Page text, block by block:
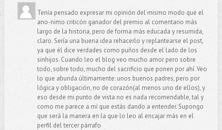
Tenía pensado expresar mi opinión del mismo modo que el
ano-nimo criticón ganador del premio al comentario más
largo de la historia, pero de forma más educada y resumida,
claro. Sería una buena idea rehacerlo y replantearse el post,
ya que él dice verdades como puños desde el lado de los
sinhijos. Cuando leo el blog veo mucho amor pero sobre
todo, sobre todo, mucho del sacrificio que ponen por ahí. Veo
lo que abunda últimamente: unos buenos padres, pero por
lógica y obligación, no de corazón(al menos uno de ellos), y
eso desde mi punto de vista no es nada recomendable, tal y
como me parece a mí que estás dando a entender. Supongo
que será la manera en la que lo leo al encajar más en el
perfil del tercer párrafo